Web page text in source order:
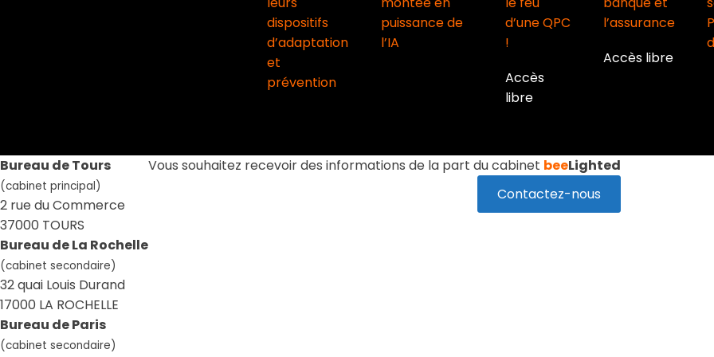
dispositifs
d’adaptation
et
prévention
puissance de
l’IA
d’une QPC
!
Accès
libre
l’assurance
Accès libre
Bureau de Tours
(cabinet principal)
2 rue du Commerce
37000 TOURS
Bureau de La Rochelle
(cabinet secondaire)
32 quai Louis Durand
17000 LA ROCHELLE
Bureau de Paris
(cabinet secondaire)
Vous souhaitez recevoir des informations de la part du cabinet beeLighted
Contactez-nous